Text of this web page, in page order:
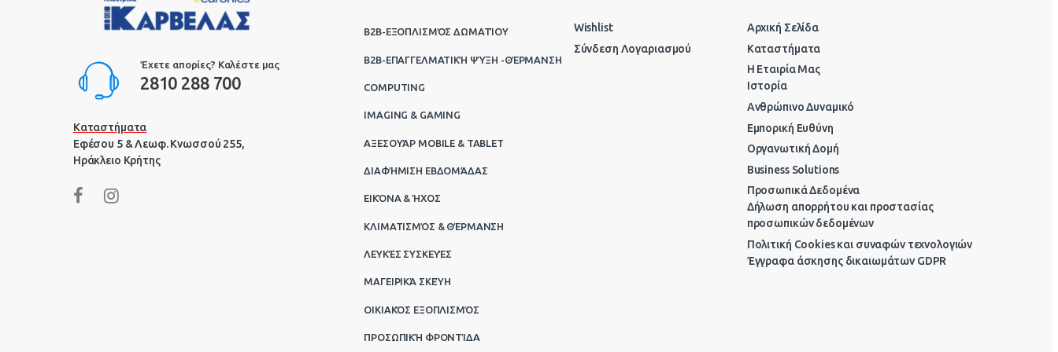
Έχετε απορίες? Καλέστε μας
2810 288 700
Καταστήματα
Εφέσου 5 & Λεωφ. Κνωσσού 255,
Ηράκλειο Κρήτης
B2B-ΕΞΟΠΛΙΣΜΌΣ ΔΩΜΑΤΊΟΥ
B2B-ΕΠΑΓΓΕΛΜΑΤΙΚΉ ΨΎΞΗ -ΘΈΡΜΑΝΣΗ
COMPUTING
IMAGING & GAMING
ΑΞΕΣΟΥΆΡ MOBILE & TABLET
ΔΙΑΦΉΜΙΣΗ ΕΒΔΟΜΆΔΑΣ
ΕΙΚΌΝΑ & ΉΧΟΣ
ΚΛΙΜΑΤΙΣΜΌΣ & ΘΈΡΜΑΝΣΗ
ΛΕΥΚΈΣ ΣΥΣΚΕΥΈΣ
ΜΑΓΕΙΡΙΚΆ ΣΚΕΎΗ
ΟΙΚΙΑΚΌΣ ΕΞΟΠΛΙΣΜΌΣ
ΠΡΟΣΩΠΙΚΉ ΦΡΟΝΤΊΔΑ
Wishlist
Σύνδεση Λογαριασμού
Αρχική Σελίδα
Καταστήματα
Η Εταιρία Μας
Ιστορία
Ανθρώπινο Δυναμικό
Εμπορική Ευθύνη
Οργανωτική Δομή
Business Solutions
Προσωπικά Δεδομένα
Δήλωση απορρήτου και προστασίας
προσωπικών δεδομένων
Πολιτική Cookies και συναφών τεχνολογιών
Έγγραφα άσκησης δικαιωμάτων GDPR